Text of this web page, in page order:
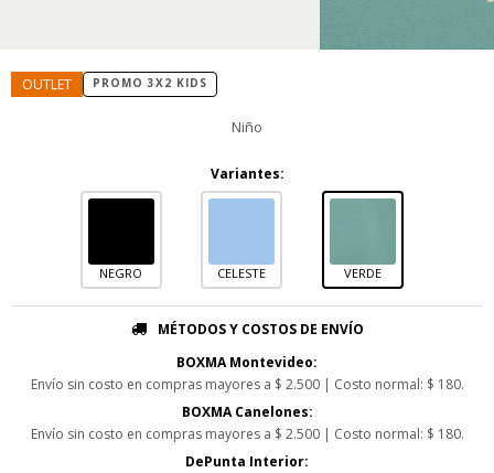
PROMO 3X2 KIDS
Niño
Variantes:
NEGRO CELESTE VERDE
MÉTODOS Y COSTOS DE ENVÍO
BOXMA Montevideo:
Envío sin costo en compras mayores a $ 2.500 | Costo normal: $ 180.
BOXMA Canelones:
Envío sin costo en compras mayores a $ 2.500 | Costo normal: $ 180.
DePunta Interior: